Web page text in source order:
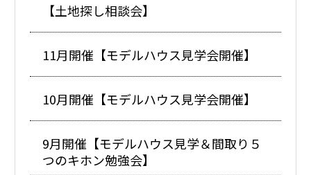
【土地探し相談会】
11月開催【モデルハウス見学会開催】
10月開催【モデルハウス見学会開催】
9月開催【モデルハウス見学＆間取り５
つのキホン勉強会】